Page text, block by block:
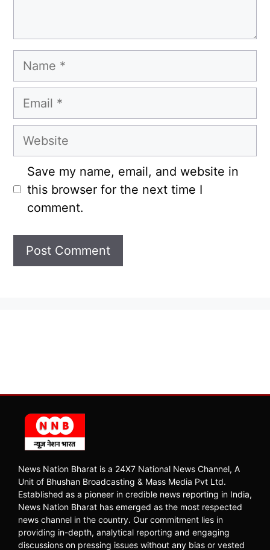
Name
Email
Website
Save my name, email, and website in
this browser for the next time I
comment.
News Nation Bharat is a 24X7 National News Channel, A
Unit of Bhushan Broadcasting & Mass Media Pvt Ltd.
Established as a pioneer in credible news reporting in India,
News Nation Bharat has emerged as the most respected
news channel in the country. Our commitment lies in
providing in-depth, analytical reporting and engaging
discussions on pressing issues without any bias or vested